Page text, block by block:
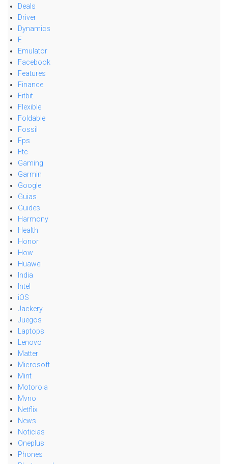
Deals
Driver
Dynamics
E
Emulator
Facebook
Features
Finance
Fitbit
Flexible
Foldable
Fossil
Fps
Ftc
Gaming
Garmin
Google
Guias
Guides
Harmony
Health
Honor
How
Huawei
India
Intel
iOS
Jackery
Juegos
Laptops
Lenovo
Matter
Microsoft
Mint
Motorola
Mvno
Netflix
News
Noticias
Oneplus
Phones